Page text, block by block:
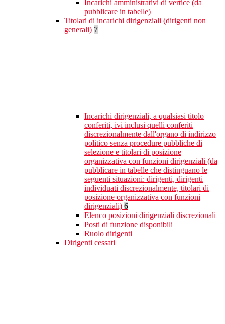
Incarichi amministrativi di vertice (da
pubblicare in tabelle)
Titolari di incarichi dirigenziali (dirigenti non
generali) 7
Incarichi dirigenziali, a qualsiasi titolo
conferiti, ivi inclusi quelli conferiti
discrezionalmente dall'organo di indirizzo
politico senza procedure pubbliche di
selezione e titolari di posizione
organizzativa con funzioni dirigenziali (da
pubblicare in tabelle che distinguano le
seguenti situazioni: dirigenti, dirigenti
individuati discrezionalmente, titolari di
posizione organizzativa con funzioni
dirigenziali) 6
Elenco posizioni dirigenziali discrezionali
Posti di funzione disponibili
Ruolo dirigenti
Dirigenti cessati